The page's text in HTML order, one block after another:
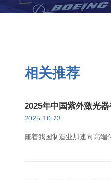
相关推荐
2025年中国紫外激光
长新阶段
2025-10-23
随着我国制造业加速向高端